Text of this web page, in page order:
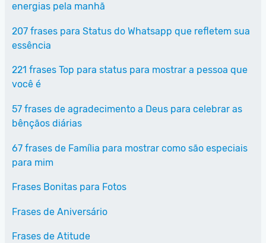
energias pela manhã
207 frases para Status do Whatsapp que refletem sua
essência
221 frases Top para status para mostrar a pessoa que
você é
57 frases de agradecimento a Deus para celebrar as
bênçãos diárias
67 frases de Família para mostrar como são especiais
para mim
Frases Bonitas para Fotos
Frases de Aniversário
Frases de Atitude